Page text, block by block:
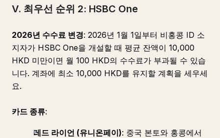
V. 최우선 순위 2: HSBC One
2026년 수수료 변경: 2026년 1월 1일부터 비홍콩 ID 소
지자가 HSBC One을 개설할 때 평균 잔액이 10,000
HKD 미만이면 월 100 HKD의 수수료가 부과될 수 있습
니다. 계좌에 최소 10,000 HKD를 유지할 계획을 세우세
요.
카드 종류:
레드 라이언 (유니온페이): 중국 본토와 홍콩에서